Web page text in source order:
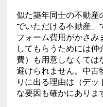
似た築年同士の不動産
でいただける不動産」
フォーム費用がかさみ
してもらうためには
費）も用意しなくては
避けられません。中古
りに出る理由は（デ
な要因も確かにありま